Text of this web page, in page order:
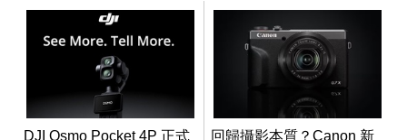
DJI Osmo Pocket 4P 正式
回歸攝影本質？Canon 新